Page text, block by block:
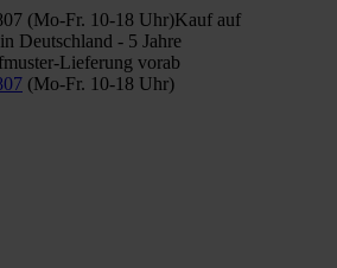
(Mo-Fr. 10-18 Uhr)Kauf auf
Deutschland - 5 Jahre
Lieferung vorab
(Mo-Fr. 10-18 Uhr)